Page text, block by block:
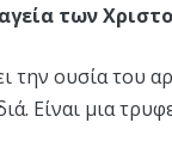
των
την ουσία του
Είναι μια